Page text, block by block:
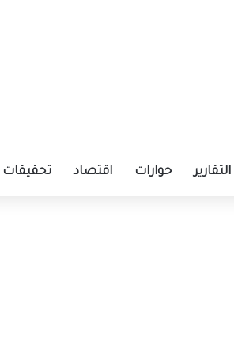
التقارير حوارات اقتصاد تحقيقات